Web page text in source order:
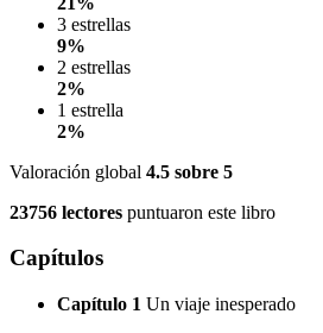
3 estrellas
9%
2 estrellas
2%
1 estrella
2%
Valoración global 4.5 sobre 5
23756 lectores puntuaron este libro
Capítulos
Capítulo 1 Un viaje inesperado